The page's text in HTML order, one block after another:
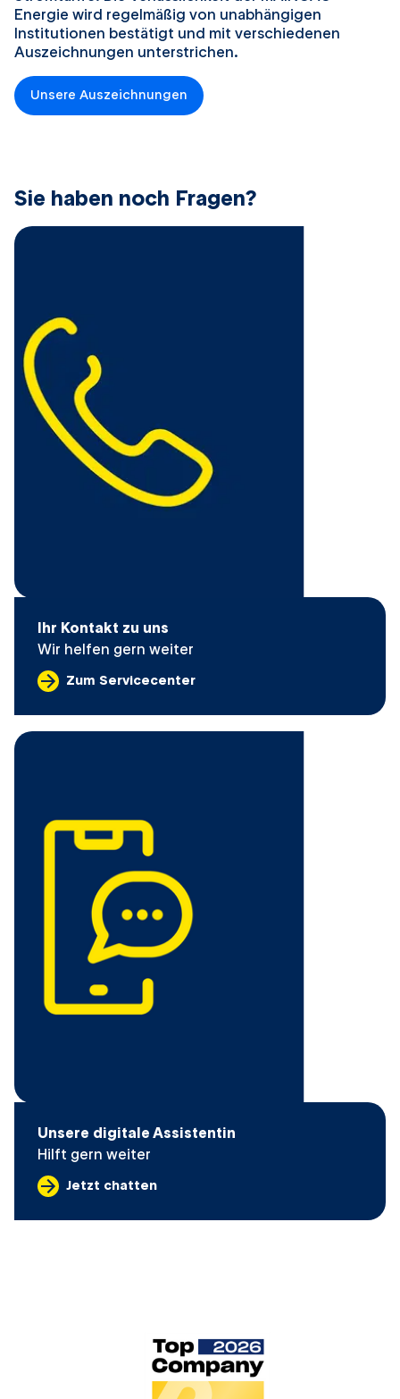
Energie wird regelmäßig von unabhängigen
Institutionen bestätigt und mit verschiedenen
Auszeichnungen unterstrichen.
Unsere Auszeichnungen
​Sie haben noch Fragen?
Ihr Kontakt zu uns
Wir helfen gern weiter
Zum Servicecenter
Unsere digitale Assistentin
Hilft gern weiter
Jetzt chatten